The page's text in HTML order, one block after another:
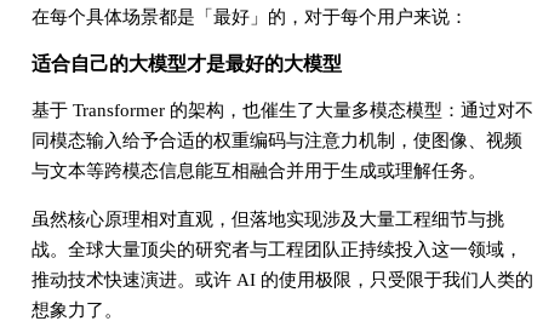
在每个具体场景都是「最好」的，对于每个用户来说：
适合自己的大模型才是最好的大模型
基于 Transformer 的架构，也催生了大量多模态模型：通过对不
同模态输入给予合适的权重编码与注意力机制，使图像、视频
与文本等跨模态信息能互相融合并用于生成或理解任务。
虽然核心原理相对直观，但落地实现涉及大量工程细节与挑
战。全球大量顶尖的研究者与工程团队正持续投入这一领域，
推动技术快速演进。或许 AI 的使用极限，只受限于我们人类的
想象力了。